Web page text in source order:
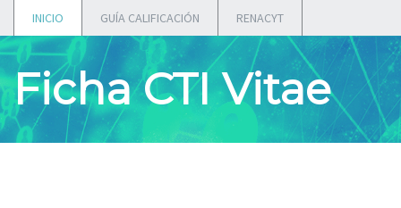
INICIO GUÍA CALIFICACIÓN RENACYT
Ficha CTI Vitae